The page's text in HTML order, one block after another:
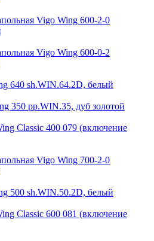
Vigo Wing 600-2-0
Vigo Wing 600-0-2
640 sh.WIN.64.2D, белый
350 pp.WIN.35, дуб золотой
Classic 400 079 (включение
Vigo Wing 700-2-0
500 sh.WIN.50.2D, белый
Classic 600 081 (включение